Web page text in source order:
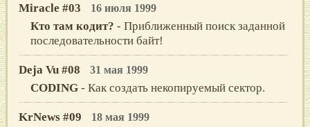
Miracle #03 16 июля 1999
Кто там кодит? - Приближенный поиск заданной
последовательности байт!
Deja Vu #08 31 мая 1999
CODING - Как создать некопируемый сектор.
KrNews #09 18 мая 1999